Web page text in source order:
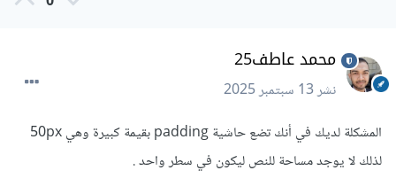
محمد عاطف25
نشر13 سبتمبر 2025
المشكلة لديك في أنك تضع حاشية padding بقيمة كبيرة وهي 50px
لذلك لا يوجد مساحة للنص ليكون في سطر واحد .